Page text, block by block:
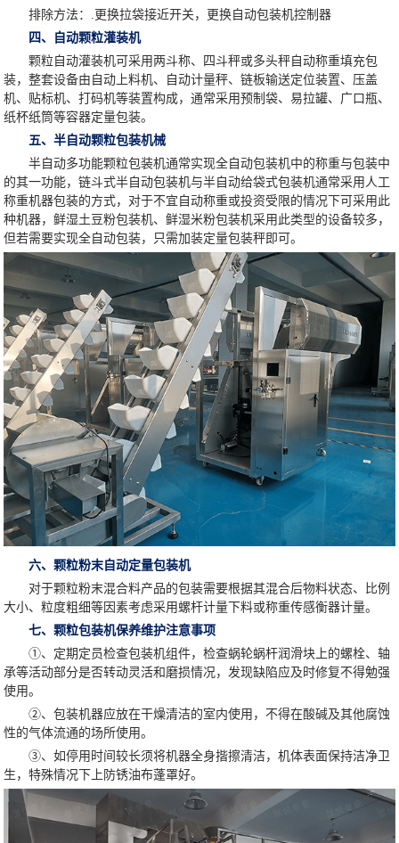
排除方法：.更换拉袋接近开关，更换自动包装机控制器
四、自动颗粒灌装机
颗粒自动灌装机可采用两斗称、四斗秤或多头秤自动称重填充包
装，整套设备由自动上料机、自动计量秤、链板输送定位装置、压盖
机、贴标机、打码机等装置构成，通常采用预制袋、易拉罐、广口瓶、
纸杯纸筒等容器定量包装。
五、半自动颗粒包装机械
半自动多功能颗粒包装机通常实现全自动包装机中的称重与包装中
的其一功能，链斗式半自动包装机与半自动给袋式包装机通常采用人工
称重机器包装的方式，对于不宜自动称重或投资受限的情况下可采用此
种机器，鲜湿土豆粉包装机、鲜湿米粉包装机采用此类型的设备较多，
但若需要实现全自动包装，只需加装定量包装秤即可。
六、颗粒粉末自动定量包装机
对于颗粒粉末混合料产品的包装需要根据其混合后物料状态、比例
大小、粒度粗细等因素考虑采用螺杆计量下料或称重传感衡器计量。
七、颗粒包装机保养维护注意事项
①、定期定员检查包装机组件，检查蜗轮蜗杆润滑块上的螺栓、轴
承等活动部分是否转动灵活和磨损情况，发现缺陷应及时修复不得勉强
使用。
②、包装机器应放在干燥清洁的室内使用，不得在酸碱及其他腐蚀
性的气体流通的场所使用。
③、如停用时间较长须将机器全身揩擦清洁，机体表面保持洁净卫
生，特殊情况下上防锈油布蓬罩好。